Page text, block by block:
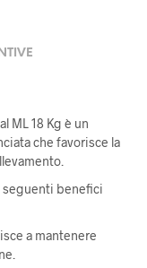
ML 18 Kg è un
che favorisce la
seguenti benefici
a mantenere